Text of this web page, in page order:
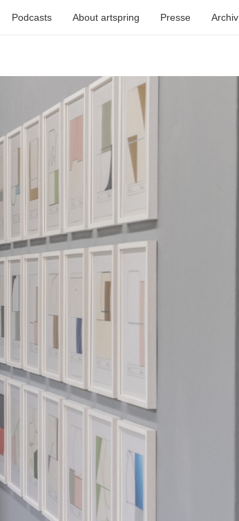
Podcasts About artspring Presse Archiv